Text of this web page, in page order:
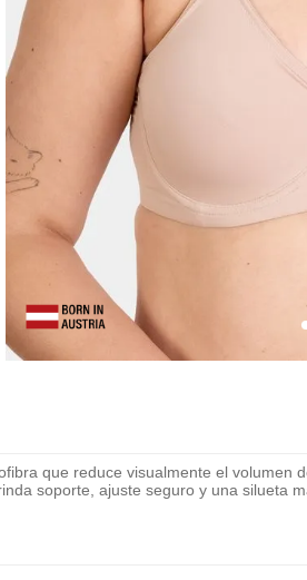
que reduce visualmente el volumen
soporte, ajuste seguro y una silueta
-14 %